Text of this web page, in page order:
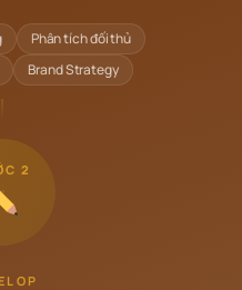
Phân tích đối thủ
Brand Strategy
2